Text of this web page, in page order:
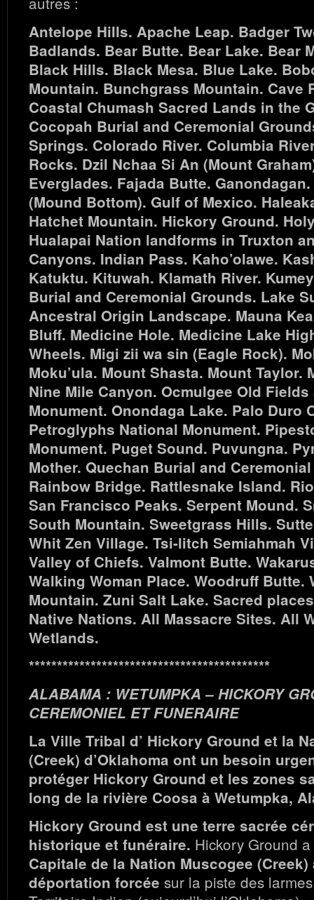
Antelope Hills. Apache Leap. Badger
Badlands. Bear Butte. Bear Lake. Bear
Black Hills. Black Mesa. Blue Lake.
Mountain. Bunchgrass Mountain. Cave
Coastal Chumash Sacred Lands in the
Cocopah Burial and Ceremonial
Springs. Colorado River. Columbia
Rocks. Dzil Nchaa Si An (Mount
Everglades. Fajada Butte.
(Mound Bottom). Gulf of Mexico.
Hatchet Mountain. Hickory Ground.
Hualapai Nation landforms in Truxton
Canyons. Indian Pass. Kaho’olawe.
Katuktu. Kituwah. Klamath River.
Burial and Ceremonial Grounds. Lake
Ancestral Origin Landscape. Mauna
Bluff. Medicine Hole. Medicine Lake
Wheels. Migi zii wa sin (Eagle Rock).
Moku’ula. Mount Shasta. Mount Taylor.
Nine Mile Canyon. Ocmulgee Old
Monument. Onondaga Lake. Palo Duro
Petroglyphs National Monument.
Monument. Puget Sound. Puvungna.
Mother. Quechan Burial and
Rainbow Bridge. Rattlesnake Island.
San Francisco Peaks. Serpent Mound.
South Mountain. Sweetgrass Hills.
Whit Zen Village. Tsi-litch Semiahmah
Valley of Chiefs. Valmont Butte.
Walking Woman Place. Woodruff Butte.
Mountain. Zuni Salt Lake. Sacred
Native Nations. All Massacre Sites. All
Wetlands.
*******************************************
ALABAMA : WETUMPKA – HICKORY
CEREMONIEL ET FUNERAIRE
La Ville Tribal d’ Hickory Ground et la
(Creek) d’Oklahoma ont un besoin
protéger Hickory Ground et les zones
long de la rivière Coosa à Wetumpka,
Hickory Ground est une terre sacrée
historique et funéraire. Hickory Ground
Capitale de la Nation Muscogee
déportation forcée sur la piste des